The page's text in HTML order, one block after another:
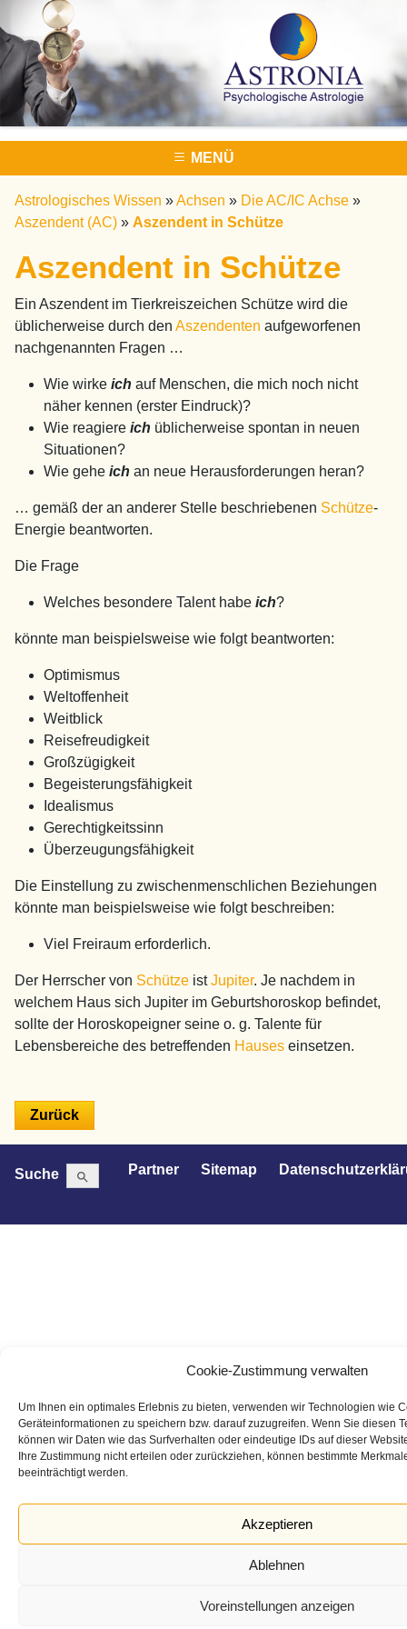
Cookie-Zustimmung verwalten
Um Ihnen ein optimales Erlebnis zu bieten, verwenden wir Technologien wie
Geräteinformationen zu speichern bzw. darauf zuzugreifen. Wenn Sie diesen
können wir Daten wie das Surfverhalten oder eindeutige IDs auf dieser
Ihre Zustimmung nicht erteilen oder zurückziehen, können bestimmte
beeinträchtigt werden.
Akzeptieren
Ablehnen
Voreinstellungen anzeigen
MENÜ
Astrologisches Wissen »Achsen » Die AC/IC Achse »
Aszendent (AC) » Aszendent in Schütze
Aszendent in Schütze
Ein Aszendent im Tierkreiszeichen Schütze wird die
üblicherweise durch den Aszendenten aufgeworfenen
nachgenannten Fragen …
Wie wirke ich auf Menschen, die mich noch nicht
näher kennen (erster Eindruck)?
Wie reagiere ich üblicherweise spontan in neuen
Situationen?
Wie gehe ich an neue Herausforderungen heran?
… gemäß der an anderer Stelle beschriebenen Schütze-
Energie beantworten.
Die Frage
Welches besondere Talent habe ich?
könnte man beispielsweise wie folgt beantworten:
Optimismus
Weltoffenheit
Weitblick
Reisefreudigkeit
Großzügigkeit
Begeisterungsfähigkeit
Idealismus
Gerechtigkeitssinn
Überzeugungsfähigkeit
Die Einstellung zu zwischenmenschlichen Beziehungen
könnte man beispielsweise wie folgt beschreiben:
Viel Freiraum erforderlich.
Der Herrscher von Schütze istJupiter. Je nachdem in
welchem Haus sich Jupiter im Geburtshoroskop befindet,
sollte der Horoskopeigner seine o. g. Talente für
Lebensbereiche des betreffenden Hauses einsetzen.
Suche Search
for:
Search Button Partner Sitemap